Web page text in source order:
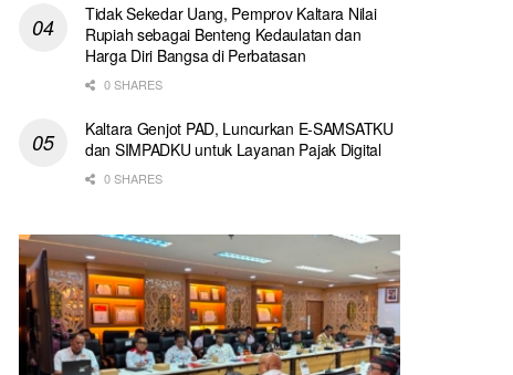
Tidak Sekedar Uang, Pemprov Kaltara Nilai
Rupiah sebagai Benteng Kedaulatan dan
Harga Diri Bangsa di Perbatasan
0 SHARES
Kaltara Genjot PAD, Luncurkan E-SAMSATKU
dan SIMPADKU untuk Layanan Pajak Digital
0 SHARES